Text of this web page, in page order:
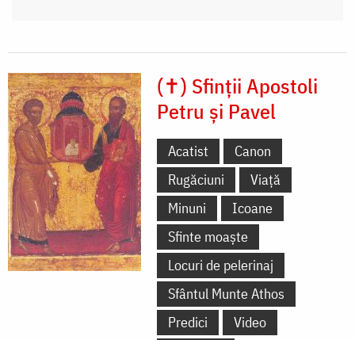
(✝) Sfinții Apostoli
Petru și Pavel
Acatist
Canon
Rugăciuni
Viață
Minuni
Icoane
Sfinte moaște
Locuri de pelerinaj
Sfântul Munte Athos
Predici
Video